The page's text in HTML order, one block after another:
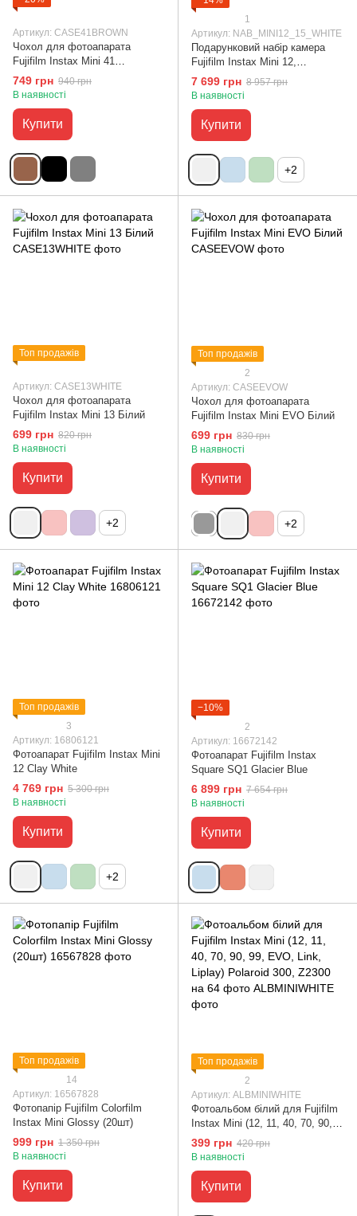
Артикул: CASE41BROWN
Чохол для фотоапарата
Fujifilm Instax Mini 41
Коричневий
749 грн 940 грн
В наявності
Купити
1
Артикул: NAB_MINI12_15_WHITE
Подарунковий набір камера
Fujifilm Instax Mini 12,
Фотопапір 20 шт, Чохол,
Фотоальбом на 64 фото,
(фоторамки, лінзи) Білий
7 699 грн 8 957 грн
В наявності
Купити
+2
Топ продажів
Артикул: CASE13WHITE
Чохол для фотоапарата
Fujifilm Instax Mini 13 Білий
699 грн 820 грн
В наявності
Купити
+2
Топ продажів
2
Артикул: CASEEVOW
Чохол для фотоапарата
Fujifilm Instax Mini EVO Білий
699 грн 830 грн
В наявності
Купити
+2
Топ продажів
3
Артикул: 16806121
Фотоапарат Fujifilm Instax Mini
12 Clay White
4 769 грн 5 300 грн
В наявності
Купити
+2
−10%
2
Артикул: 16672142
Фотоапарат Fujifilm Instax
Square SQ1 Glacier Blue
6 899 грн 7 654 грн
В наявності
Купити
Топ продажів
14
Артикул: 16567828
Фотопапір Fujifilm Colorfilm
Instax Mini Glossy (20шт)
999 грн 1 350 грн
В наявності
Купити
Топ продажів
2
Артикул: ALBMINIWHITE
Фотоальбом білий для Fujifilm
Instax Mini (12, 11, 40, 70, 90,
99, EVO, Link, Liplay) Polaroid
300, Z2300 на 64 фото
399 грн 420 грн
В наявності
Купити